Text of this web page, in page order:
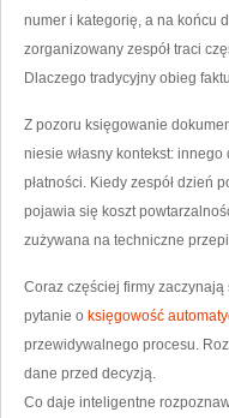
numer i kategorię, a na końcu
zorganizowany zespół traci
Dlaczego tradycyjny obieg
Z pozoru księgowanie
niesie własny kontekst:
płatności. Kiedy zespół dzień
pojawia się koszt
zużywana na techniczne
Coraz częściej firmy
pytanie o księgowość
przewidywalnego procesu.
dane przed decyzją.
Co daje inteligentne